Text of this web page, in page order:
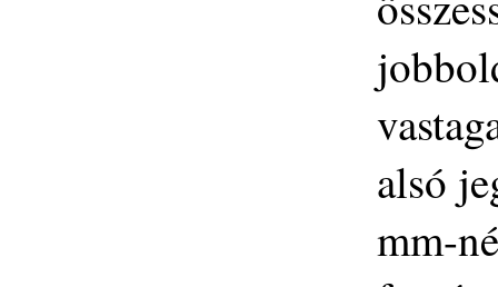
alsó
mm-